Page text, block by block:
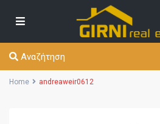
Αναζήτηση
Home andreaweir0612